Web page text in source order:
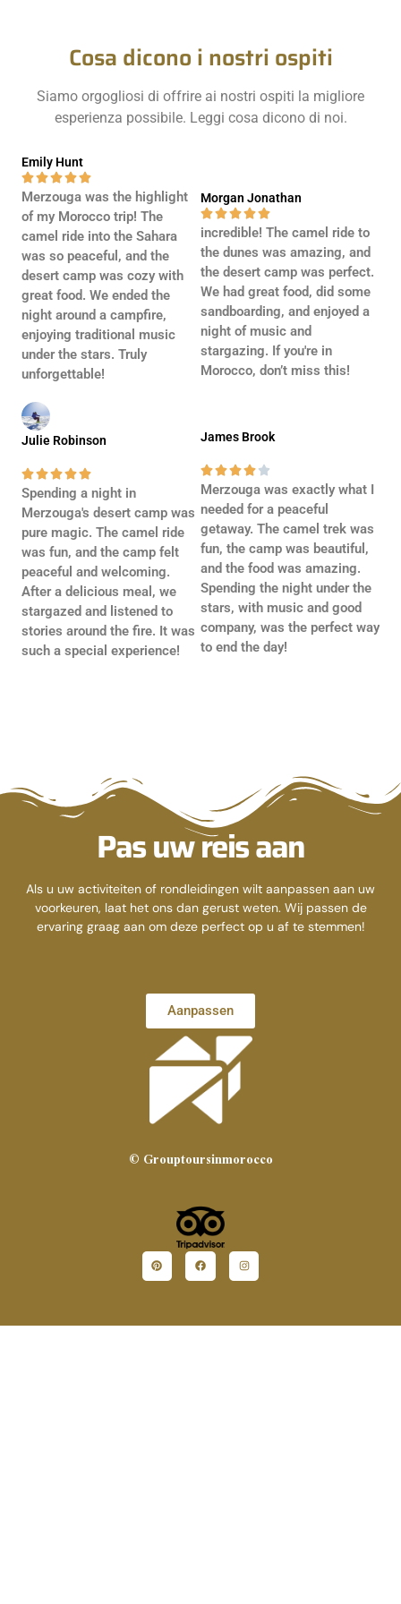
Cosa dicono i nostri ospiti
Siamo orgogliosi di offrire ai nostri ospiti la migliore
esperienza possibile. Leggi cosa dicono di noi.
Emily Hunt

Merzouga was the highlight
of my Morocco trip! The
camel ride into the Sahara
was so peaceful, and the
desert camp was cozy with
great food. We ended the
night around a campfire,
enjoying traditional music
under the stars. Truly
unforgettable!
Julie Robinson

Spending a night in
Merzouga's desert camp was
pure magic. The camel ride
was fun, and the camp felt
peaceful and welcoming.
After a delicious meal, we
stargazed and listened to
stories around the fire. It was
such a special experience!
Morgan Jonathan

incredible! The camel ride to
the dunes was amazing, and
the desert camp was perfect.
We had great food, did some
sandboarding, and enjoyed a
night of music and
stargazing. If you're in
Morocco, don’t miss this!
James Brook
 
Merzouga was exactly what I
needed for a peaceful
getaway. The camel trek was
fun, the camp was beautiful,
and the food was amazing.
Spending the night under the
stars, with music and good
company, was the perfect way
to end the day!
Pas uw reis aan
Als u uw activiteiten of rondleidingen wilt aanpassen aan uw
voorkeuren, laat het ons dan gerust weten. Wij passen de
ervaring graag aan om deze perfect op u af te stemmen!
Aanpassen
© Grouptoursinmorocco